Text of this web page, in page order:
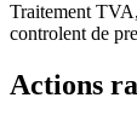
Traitement
controlent de
Actions